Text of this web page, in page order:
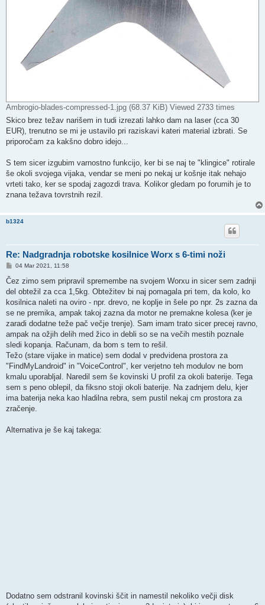
Ambrogio-blades-compressed-1.jpg (68.37 KiB) Viewed 2733 times
Skico brez težav narišem in tudi izrezati lahko dam na laser (cca 30
EUR), trenutno se mi je ustavilo pri raziskavi kateri material izbrati. Se
priporočam za kakšno dobro idejo...
S tem sicer izgubim varnostno funkcijo, ker bi se naj te "klingice" rotirale
še okoli svojega vijaka, vendar se meni po nekaj ur košnje itak nehajo
vrteti tako, ker se spodaj zagozdi trava. Kolikor gledam po forumih je to
znana težava tovrstnih rezil.
b1324
Re: Nadgradnja robotske kosilnice Worx s 6-timi noži
P
s
04 Mar 2021, 11:58
Čez zimo sem pripravil spremembe na svojem Worxu in sicer sem zadnji
del obtežil za cca 1,5kg. Obtežitev bi naj pomagala pri tem, da kolo, ko
kosilnica naleti na oviro - npr. drevo, ne koplje in šele po npr. 2s zazna da
se ne premika, ampak takoj zazna da motor ne premakne kolesa (ker je
zaradi dodatne teže pač večje trenje). Sam imam trato sicer precej ravno,
ampak na ožjih delih med žico in debli so se na večih mestih poznale
sledi kopanja. Računam, da bom s tem to rešil.
Težo (stare vijake in matice) sem dodal v predvidena prostora za
"FindMyLandroid" in "VoiceControl", ker verjetno teh modulov ne bom
kmalu uporabljal. Naredil sem še kovinski U profil za okoli baterije. Tega
sem s peno oblepil, da fiksno stoji okoli baterije. Na zadnjem delu, kjer
ima baterija neka kao hladilna rebra, sem pustil nekaj cm prostora za
zračenje.
Alternativa je še kaj takega:
Dodatno sem odstranil kovinski ščit in namestil nekoliko večji disk